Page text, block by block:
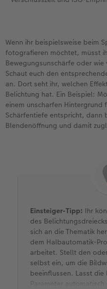
Wenn ihr beispielsweise beim
fotografieren möchtet, müsst
Bewegungsunschärfe oder
Schaut euch den
an. Dort seht ihr, welchen
Belichtung hat. Ein Beispiel:
einem unscharfen
Schärfentiefe entspricht, dann
Blendenöffnung und damit
Einsteiger-Tipp: Ihr
des
sich an die Thematik
dem Halbautomatik-
arbeitet. Stellt den
selbst ein, um die
beeinflussen. Lasst die
Parameter automatisch